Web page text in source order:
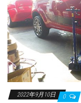
2022年9月10日 0